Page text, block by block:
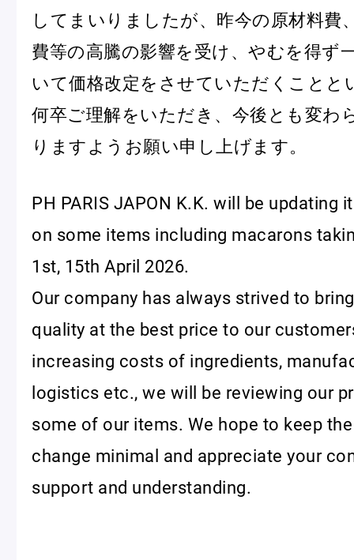
Pâtisseries
Gift
お知らせ
Journal & Informations
フルーツとヨーグルトのマカ
ロン
＜麻布台ヒ
してまいりましたが、昨今の原材料費
費等の高騰の影響を受け、やむを得ず
いて価格改定をさせていただくことと
何卒ご理解をいただき、今後とも変わ
りますようお願い申し上げます。
PH PARIS JAPON K.K. will be updating
on some items including macarons
1st, 15th April 2026.
Our company has always strived to
quality at the best price to our
increasing costs of ingredients,
logistics etc., we will be reviewing our
some of our items. We hope to keep
change minimal and appreciate your
support and understanding.